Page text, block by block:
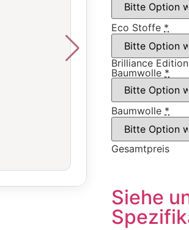
Eco Stoffe *
Brilliance Edition
Baumwolle *
Baumwolle *
Gesamtpreis
Siehe